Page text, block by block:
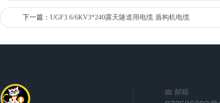
下一篇： UGF3.6/6KV3*240露天隧道用电缆 盾构机电缆
邮箱